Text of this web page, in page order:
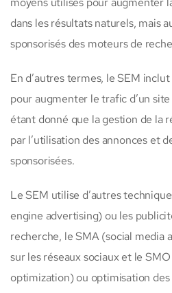
dans les résultats naturels, mais
sponsorisés des moteurs de
En d’autres termes, le SEM
pour augmenter le trafic d’un
étant donné que la gestion de la
par l’utilisation des annonces et
sponsorisées.
Le SEM utilise d’autres
engine advertising) ou les
recherche, le SMA (social media
sur les réseaux sociaux et le
optimization) ou optimisation des